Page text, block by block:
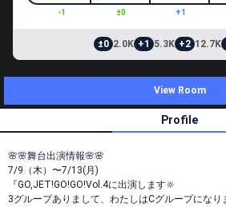
-1 ±0 +1
±0 2.0K +1 5.3K +2 12.7K
View Room
Profile
🌸🌸舞台出演情報🌸🌸
7/9（木）〜7/13(月)
『GO,JET!GO!GO!Vol.4に出演します🔆
3グループありまして、わたしはCグループになり